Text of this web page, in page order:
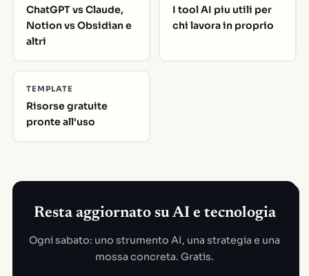
ChatGPT vs Claude,
Notion vs Obsidian e
altri
I tool AI piu utili per
chi lavora in proprio
TEMPLATE
Risorse gratuite
pronte all'uso
Resta aggiornato su AI e tecnologia
Ogni sabato: uno strumento AI, una strategia e una
mossa concreta. Gratis.